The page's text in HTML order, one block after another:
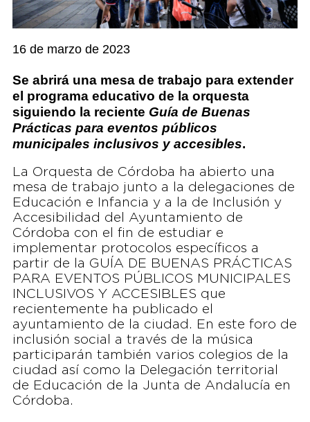
16 de marzo de 2023
Se abrirá una mesa de trabajo para extender
el programa educativo de la orquesta
siguiendo la reciente Guía de Buenas
Prácticas para eventos públicos
municipales inclusivos y accesibles.
La Orquesta de Córdoba ha abierto una
mesa de trabajo junto a la delegaciones de
Educación e Infancia y a la de Inclusión y
Accesibilidad del Ayuntamiento de
Córdoba con el fin de estudiar e
implementar protocolos específicos a
partir de la GUÍA DE BUENAS PRÁCTICAS
PARA EVENTOS PÚBLICOS MUNICIPALES
INCLUSIVOS Y ACCESIBLES que
recientemente ha publicado el
ayuntamiento de la ciudad. En este foro de
inclusión social a través de la música
participarán también varios colegios de la
ciudad así como la Delegación territorial
de Educación de la Junta de Andalucía en
Córdoba.